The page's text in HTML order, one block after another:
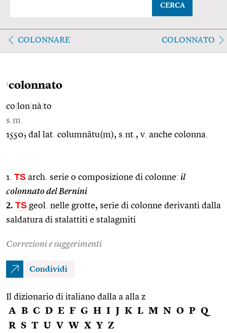
CERCA
COLONNARE COLONNATO
1colonnato
co lon nà to
s.m.
1550; dal lat. columnātu(m), s.nt., v. anche colonna.
1. TS arch. serie o composizione di colonne: il
colonnato del Bernini
2. TS geol. nelle grotte, serie di colonne derivanti dalla
saldatura di stalattiti e stalagmiti
Correzioni e suggerimenti
Condividi
Il dizionario di italiano dalla a alla z
A B C D E F G H I J K L M N O P Q
R S T U V W X Y Z